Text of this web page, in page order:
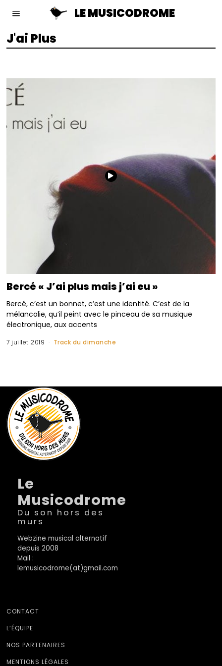
LE MUSICODROME
J'ai Plus
Bercé « J’ai plus mais j’ai eu »
Bercé, c’est un bonnet, c’est une identité. C’est de la
mélancolie, qu’il peint avec le pinceau de sa musique
électronique, aux accents
7 juillet 2019 Track du dimanche
Le
Musicodrome
Du son hors des
murs
Webzine musical alternatif
depuis 2008
Mail :
lemusicodrome(at)gmail.com
CONTACT
L’ÉQUIPE
NOS PARTENAIRES
MENTIONS LÉGALES